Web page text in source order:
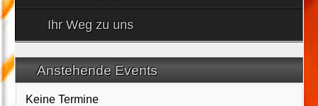
Ihr Weg zu uns
Anstehende Events
Keine Termine